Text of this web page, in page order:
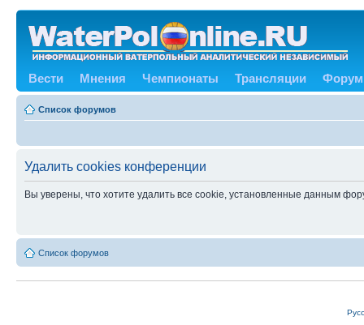
Вести Мнения Чемпионаты Трансляции Форум
Список форумов
Удалить cookies конференции
Вы уверены, что хотите удалить все cookie, установленные данным
Список форумов